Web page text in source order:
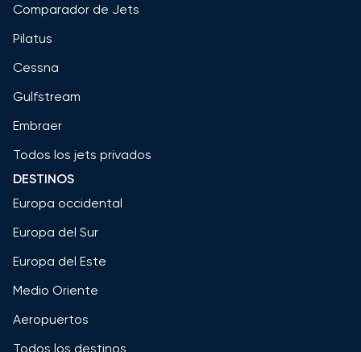
Comparador de Jets
Pilatus
Cessna
Gulfstream
Embraer
Todos los jets privados
DESTINOS
Europa occidental
Europa del Sur
Europa del Este
Medio Oriente
Aeropuertos
Todos los destinos